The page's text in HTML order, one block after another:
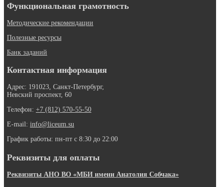
Функциональная грамотность
Методические рекомендации
Полезные ресурсы
Банк заданий
Контактная информация
Адрес: 191023, Санкт-Петербург,
Невский проспект, 60
Телефон: +7 (812) 570-55-50
E-mail: info@liceum.su
График работы: пн-пт с 8:30 до 22:00
Реквизиты для оплаты
Реквизиты АНО ВО «МБИ имени Анатолия Собчака»